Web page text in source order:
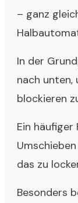
– ganz
In der
nach unten,
blockieren
Ein häufiger
das zu
Besonders